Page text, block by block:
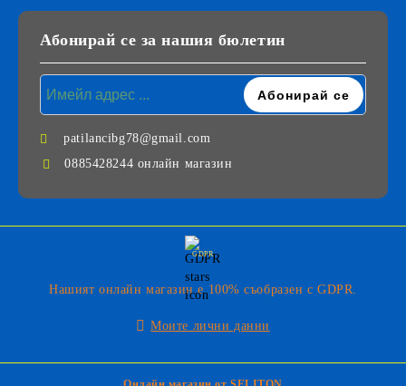
Абонирай се за нашия бюлетин
patilancibg78@gmail.com
0885428244 онлайн магазин
GDPR
Нашият онлайн магазин е 100% съобразен с GDPR.
Моите лични данни